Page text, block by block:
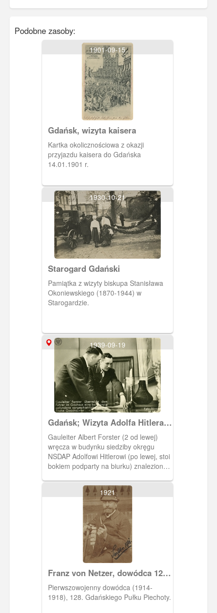
Podobne zasoby:
1901-09-15
Gdańsk, wizyta kaisera
Kartka okolicznościowa z okazji
przyjazdu kaisera do Gdańska
14.01.1901 r.
1930-10-21
Starogard Gdański
Pamiątka z wizyty biskupa Stanisława
Okoniewskiego (1870-1944) w
Starogardzie.
1939-09-19
Gdańsk; Wizyta Adolfa Hitlera
w Gdańsku i na Westerplatte
Gauleiter Albert Forster (2 od lewej)
wręcza w budynku siedziby okręgu
NSDAP Adolfowi Hitlerowi (po lewej, stoi
bokiem podparty na biurku) znalezioną
Pochyleni oglądają naczynie stojące na
stole (na boku urny widoczne
namalowane zdobienie). Z tyłu
widoczna szklana gablota. W głębi
widoczne drzwi wejściowe do sali. U
dołu nadrukowany podpis w j.
niemieckim: "Gauleiter Forster
uberreicht dem Fuhrer im Gauhaus
eine bei Danzig gefundene
vorgeschichtliche germanische
Gesichtsurne" (niem. "Gauleiter Forster
w siedzibie okręgu [NSDAP] wręcza
Wodzowi [Adolfowi Hitlerowi]
1921
Franz von Netzer, dowódca 128.
Gdańskiego Pułku Piechoty
Pierwszowojenny dowódca (1914-
1918), 128. Gdańskiego Pułku Piechoty.